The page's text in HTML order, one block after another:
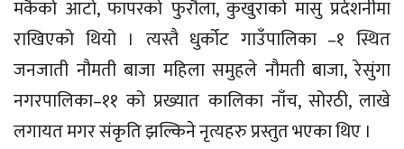
मकैको आटो, फापरको फुरौला, कुखुराको मासु प्रर्दशनीमा
राखिएको थियो । त्यस्तै धुर्कोट गाउँपालिका –१ स्थित
जनजाती नौमती बाजा महिला समुहले नौमती बाजा, रेसुंगा
नगरपालिका–११ को प्रख्यात कालिका नाँच, सोरठी, लाखे
लगायत मगर संकृति झल्किने नृत्यहरु प्रस्तुत भएका थिए ।